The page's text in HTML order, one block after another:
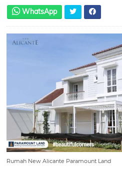
WhatsApp
Rumah New Alicante Paramount Land